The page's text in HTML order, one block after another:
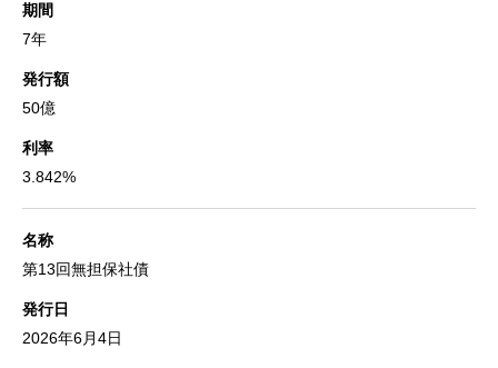
期間
7年
発行額
50億
利率
3.842%
名称
第13回無担保社債
発行日
2026年6月4日